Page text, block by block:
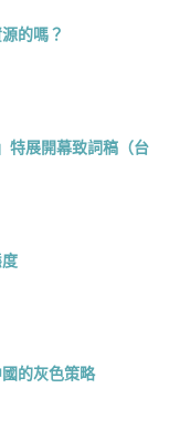
的嗎？
特展開幕致詞稿（台
的灰色策略